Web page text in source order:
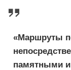
«Маршруты
памятными